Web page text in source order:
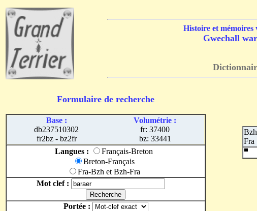
Histoire et mémoires
Gwechall
Formulaire de recherche
Base :
db237510302
fr2bz - bz2fr
Volumétrie :
fr: 37400
bz: 33441
Langues :
Français-Breton
Breton-Français
Fra-Bzh et Bzh-Fra
Mot clef :
Portée :
Bzh
Fra